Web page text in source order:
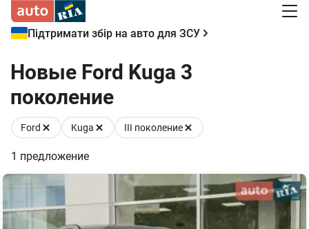
Підтримати збір на авто для ЗСУ
Новые Ford Kuga 3
поколение
Ford Kuga III поколение
1 предложение